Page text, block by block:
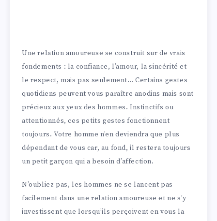
Une relation amoureuse se construit sur de vrais
fondements : la confiance, l’amour, la sincérité et
le respect, mais pas seulement… Certains gestes
quotidiens peuvent vous paraître anodins mais sont
précieux aux yeux des hommes. Instinctifs ou
attentionnés, ces petits gestes fonctionnent
toujours. Votre homme n’en deviendra que plus
dépendant de vous car, au fond, il restera toujours
un petit garçon qui a besoin d’affection.
N’oubliez pas, les hommes ne se lancent pas
facilement dans une relation amoureuse et ne s’y
investissent que lorsqu’ils perçoivent en vous la